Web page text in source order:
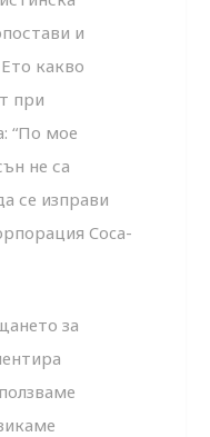
и
какво
при
“По мое
не са
се изправи
Coca-
за